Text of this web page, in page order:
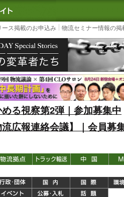
最大の物流ニュースサイト
3PL, SCMなど
ス掲載のお申込み 物流セミナー情報の掲
る視察第2弾｜参加募集中
広報連絡会議】｜会員募